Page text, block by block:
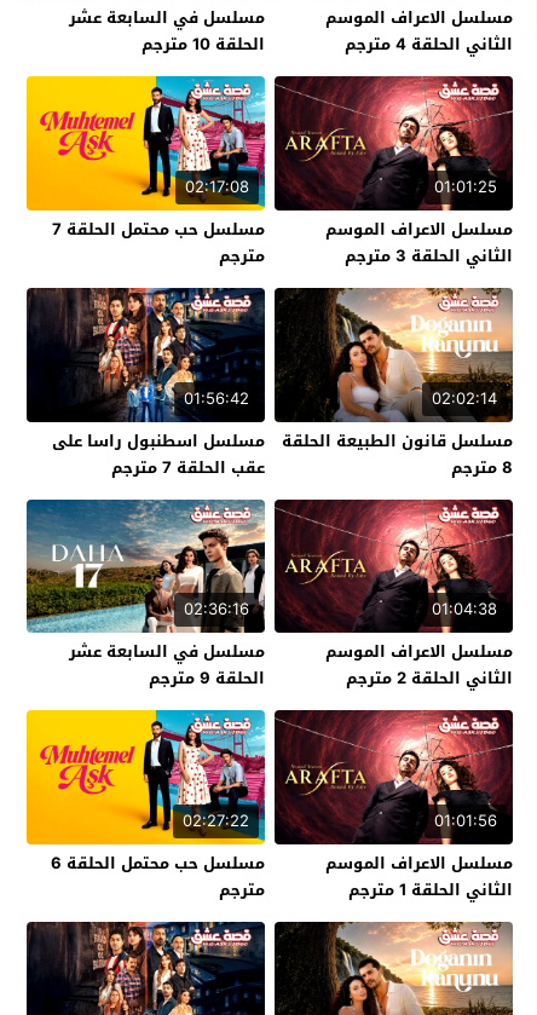
مسلسل الاعراف الموسم
الثاني الحلقة 4 مترجم
مسلسل في السابعة عشر
الحلقة 10 مترجم
01:01:25
مسلسل الاعراف الموسم
الثاني الحلقة 3 مترجم
02:17:08
مسلسل حب محتمل الحلقة 7
مترجم
02:02:14
مسلسل قانون الطبيعة الحلقة
8 مترجم
01:56:42
مسلسل اسطنبول راسا على
عقب الحلقة 7 مترجم
01:04:38
مسلسل الاعراف الموسم
الثاني الحلقة 2 مترجم
02:36:16
مسلسل في السابعة عشر
الحلقة 9 مترجم
01:01:56
مسلسل الاعراف الموسم
الثاني الحلقة 1 مترجم
02:27:22
مسلسل حب محتمل الحلقة 6
مترجم